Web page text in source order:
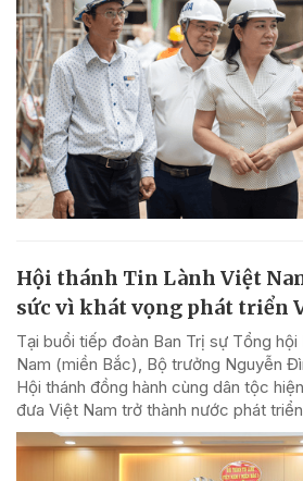
Hội thánh Tin Lành Việt
sức vì khát vọng phát triển
Tại buổi tiếp đoàn Ban Trị sự Tổng hội
Nam (miền Bắc), Bộ trưởng Nguyễn
Hội thánh đồng hành cùng dân tộc
đưa Việt Nam trở thành nước phát